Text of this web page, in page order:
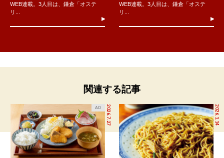
WEB連載。3人目は、鎌倉「オステ
リ...
WEB連載。3人目は、鎌倉「オステ
リ...
関連する記事
2026.7.27
AD 2026.1.14